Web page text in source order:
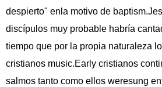
despierto" enla motivo de
discípulos muy probable habría
tiempo que por la propia naturaleza
cristianos music.Early cristianos
salmos tanto como ellos weresung